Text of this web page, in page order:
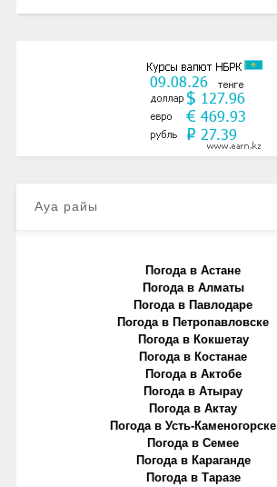
Ауа райы
Погода в Астане
Погода в Алматы
Погода в Павлодаре
Погода в Петропавловске
Погода в Кокшетау
Погода в Костанае
Погода в Актобе
Погода в Атырау
Погода в Актау
Погода в Усть-Каменогорске
Погода в Семее
Погода в Караганде
Погода в Таразе